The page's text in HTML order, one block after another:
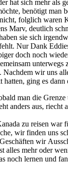
hat sich mehr als
benötigt man
folglich waren
Marv, deutlich
sie sich
Nur Dank
doch noch
unterwegs
Nachdem wir uns
hatten, ging es dann
man die
anders aus, riecht
zu reisen war
wir finden uns
wir
alles mehr oder
noch lernen und